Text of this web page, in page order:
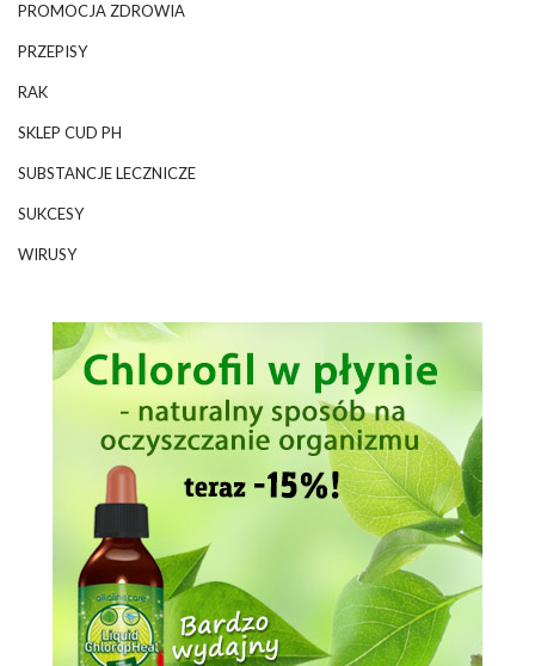
PROMOCJA ZDROWIA
PRZEPISY
RAK
SKLEP CUD PH
SUBSTANCJE LECZNICZE
SUKCESY
WIRUSY